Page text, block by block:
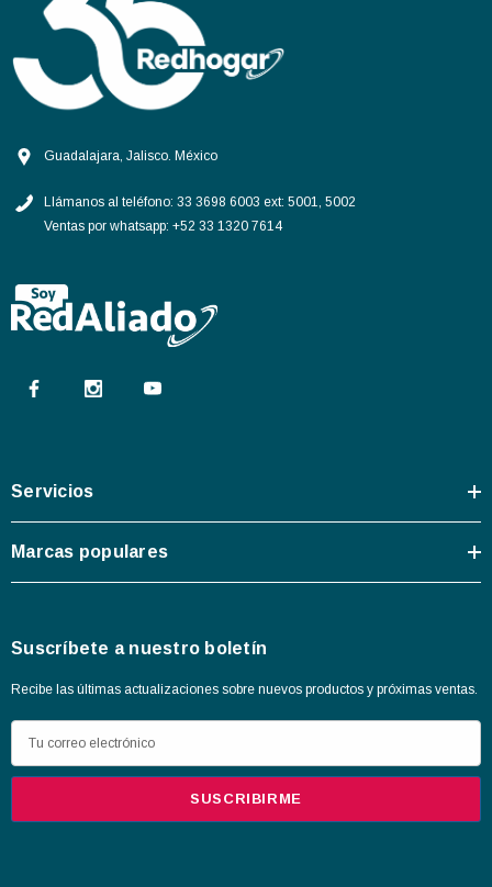
Guadalajara, Jalisco. México
Llámanos al teléfono: 33 3698 6003 ext: 5001, 5002
Ventas por whatsapp: +52 33 1320 7614
Servicios
Marcas populares
Suscríbete a nuestro boletín
Recibe las últimas actualizaciones sobre nuevos productos y próximas ventas.
i
e